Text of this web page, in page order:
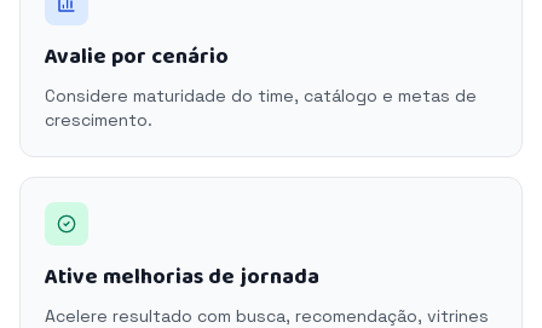
Avalie por cenário
Considere maturidade do time, catálogo e metas de
crescimento.
Ative melhorias de jornada
Acelere resultado com busca, recomendação, vitrines